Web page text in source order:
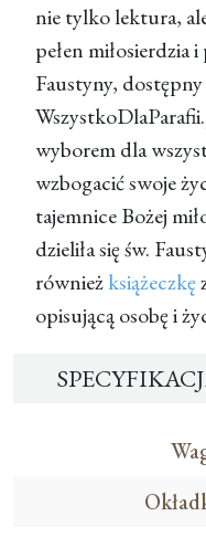
nie tylko lektura,
pełen
Faustyny,
wyborem dla
wzbogacić swoje
tajemnice Bożej
dzieliła się św.
równieżksiążeczkę
opisującą osobę i